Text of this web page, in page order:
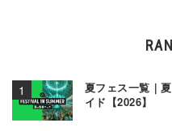
夏フェス一覧｜
イド【2026】